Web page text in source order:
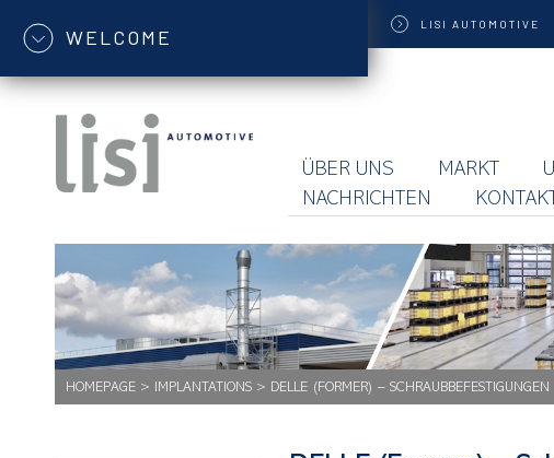
WELCOME
LISI AUTOMOTIVE
ÜBER UNS MARKT
NACHRICHTEN
KONTAKT
HOMEPAGE > IMPLANTATIONS > DELLE (FORMER) – SCHRAUBBEFESTIGUNGEN